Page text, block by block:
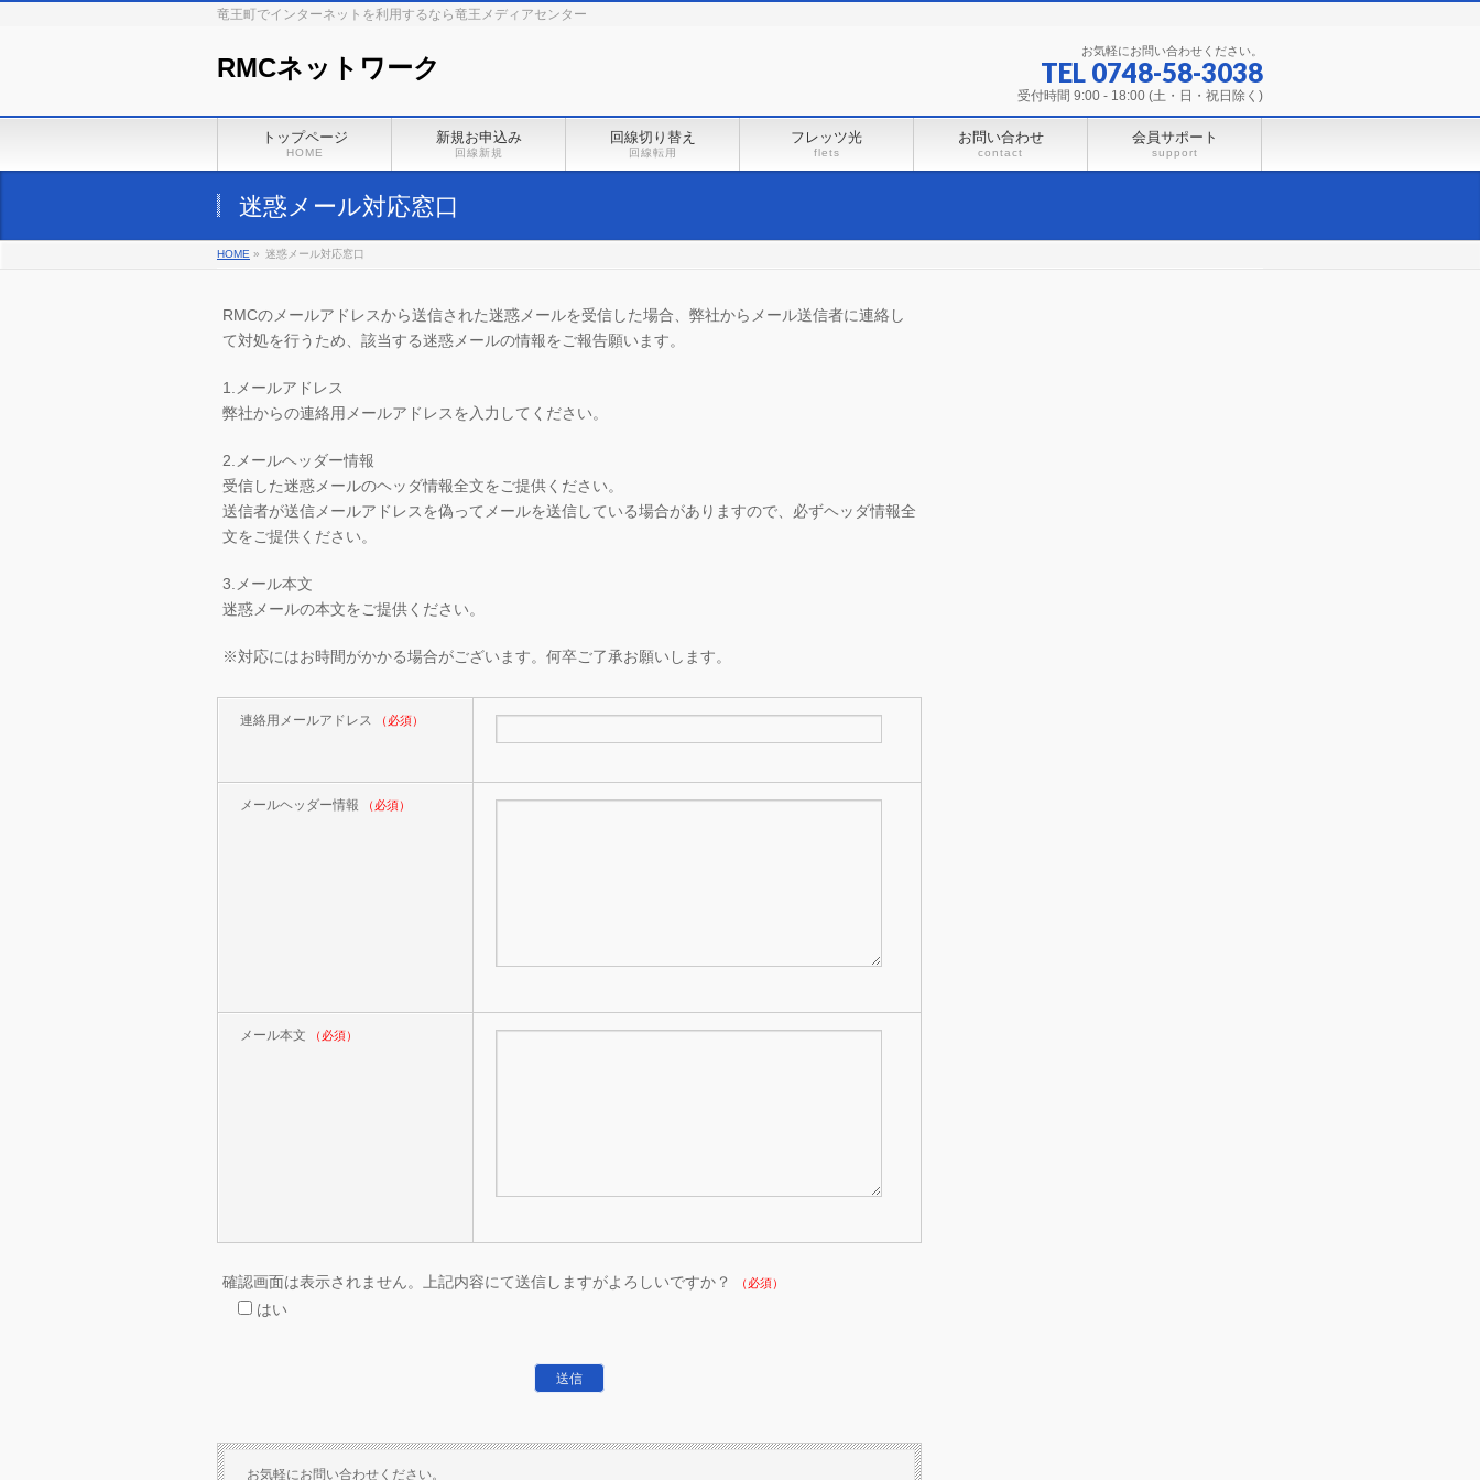
竜王町でインターネットを利用するなら竜王メディアセンター
RMCネットワーク
お気軽にお問い合わせください。
TEL 0748-58-3038
受付時間 9:00 - 18:00 (土・日・祝日除く)
トップページ
HOME
新規お申込み
回線新規
回線切り替え
回線転用
フレッツ光
flets
お問い合わせ
contact
会員サポート
support
迷惑メール対応窓口
HOME » 迷惑メール対応窓口
RMCのメールアドレスから送信された迷惑メールを受信した場合、弊社からメール送信者に連絡し
て対処を行うため、該当する迷惑メールの情報をご報告願います。
1.メールアドレス
弊社からの連絡用メールアドレスを入力してください。
2.メールヘッダー情報
受信した迷惑メールのヘッダ情報全文をご提供ください。
送信者が送信メールアドレスを偽ってメールを送信している場合がありますので、必ずヘッダ情報全
文をご提供ください。
3.メール本文
迷惑メールの本文をご提供ください。
※対応にはお時間がかかる場合がございます。何卒ご了承お願いします。
連絡用メールアドレス （必須）
メールヘッダー情報 （必須）
メール本文 （必須）
確認画面は表示されません。上記内容にて送信しますがよろしいですか？ （必須）
はい
お気軽にお問い合わせください。